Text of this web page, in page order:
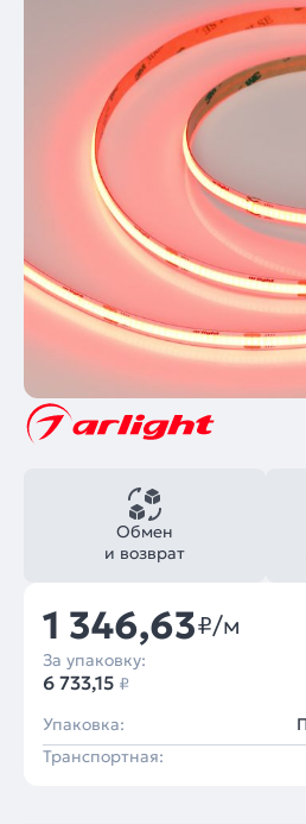
Обмен
и возврат
1 346,63₽/м
За упаковку:
6 733,15 ₽
Упаковка:
Транспортная: